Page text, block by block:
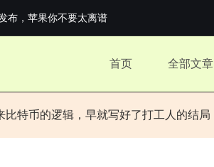
布，苹果你不要太离谱
收官：全满贯对上全满亚，德约...
布，苹果你不要太离谱
首页 全部文章
比特币的逻辑，早就写好了打工人的结局